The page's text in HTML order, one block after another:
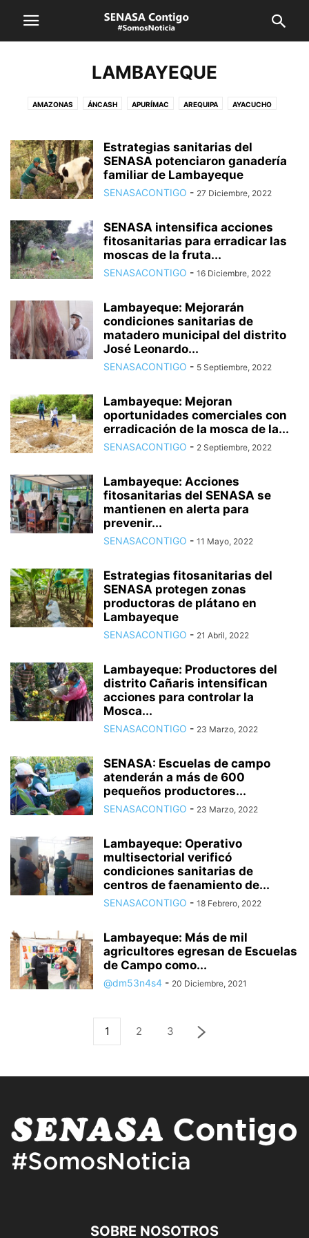
LAMBAYEQUE
AMAZONAS ÁNCASH APURÍMAC AREQUIPA AYACUCHO
LA LIBERTAD
MADRE DE DIOS MOQUEGUA PASCO PIURA PUNO
SAN MARTÍN SENASA TACNA TUMBES UCAYALI
Estrategias sanitarias del
SENASA potenciaron ganadería
familiar de Lambayeque
SENASACONTIGO - 27 Diciembre, 2022
SENASA intensifica acciones
fitosanitarias para erradicar las
moscas de la fruta...
SENASACONTIGO - 16 Diciembre, 2022
Lambayeque: Mejorarán
condiciones sanitarias de
matadero municipal del distrito
José Leonardo...
SENASACONTIGO - 5 Septiembre, 2022
Lambayeque: Mejoran
oportunidades comerciales con
erradicación de la mosca de la...
SENASACONTIGO - 2 Septiembre, 2022
Lambayeque: Acciones
fitosanitarias del SENASA se
mantienen en alerta para
prevenir...
SENASACONTIGO - 11 Mayo, 2022
Estrategias fitosanitarias del
SENASA protegen zonas
productoras de plátano en
Lambayeque
SENASACONTIGO - 21 Abril, 2022
Lambayeque: Productores del
distrito Cañaris intensifican
acciones para controlar la
Mosca...
SENASACONTIGO - 23 Marzo, 2022
SENASA: Escuelas de campo
atenderán a más de 600
pequeños productores...
SENASACONTIGO - 23 Marzo, 2022
Lambayeque: Operativo
multisectorial verificó
condiciones sanitarias de
centros de faenamiento de...
SENASACONTIGO - 18 Febrero, 2022
Lambayeque: Más de mil
agricultores egresan de Escuelas
de Campo como...
@dm53n4s4 - 20 Diciembre, 2021
1 2 3
SOBRE NOSOTROS